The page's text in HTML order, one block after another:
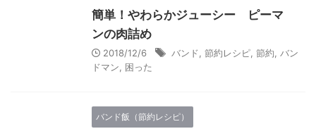
簡単！やわらかジューシー ピーマ
ンの肉詰め
2018/12/6 バンド 節約レシピ 節約
バン
ドマン
困った
バンド飯（節約レシピ）